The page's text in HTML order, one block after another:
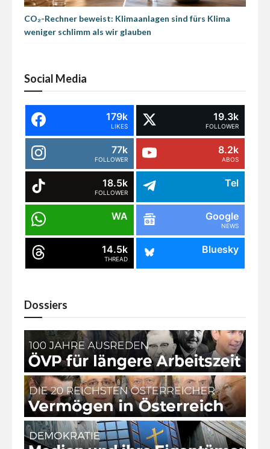
CO₂-Rechner beweist: Klimaanlagen sind fürs Klima
weniger schlimm als wir glauben
Social Media
179k
LIKES
19.3k
FOLLOWER
77k
FOLLOWER
8.2k
ABOS
18.5k
FOLLOWER
Tel
WA Google
NEWS
14.5k
THREAD
Bluesky
Dossiers